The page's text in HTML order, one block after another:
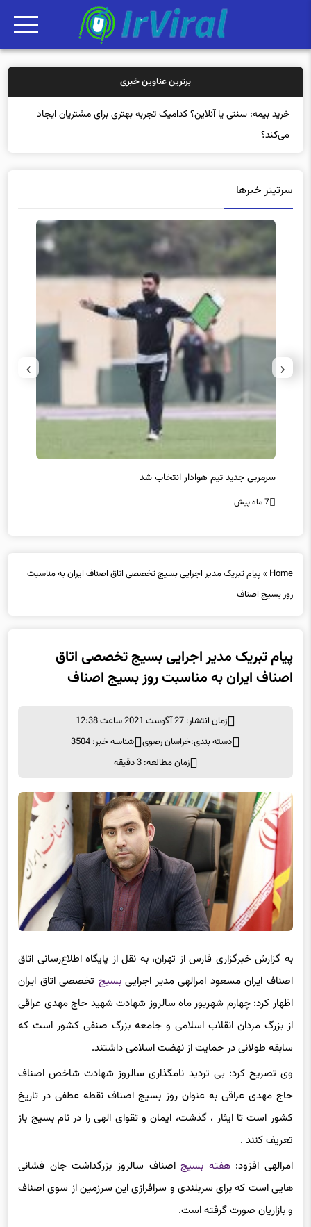
برترین عناوین خبری
خرید بیمه: سنتی یا آنلاین؟ کدامیک تجربه بهتری برای مشتریان ایجاد
می‌کند؟
سرتیتر خبرها
انتخاب شد
‹
›
Home
» پیام تبریک مدیر اجرایی بسیج تخصصی اتاق اصناف ایران به مناسبت
روز بسیج اصناف
پیام تبریک مدیر اجرایی بسیج تخصصی اتاق
اصناف ایران به مناسبت روز بسیج اصناف
زمان انتشار: 27 آگوست 2021 ساعت 12:38
دسته بندی:خراسان رضوی شناسه خبر: 3504
زمان مطالعه: 3 دقیقه
به گزارش خبرگزاری فارس از تهران، به نقل از پایگاه اطلاع‌رسانی اتاق
اصناف ایران مسعود امرالهی مدیر اجراییبسیج تخصصی اتاق ایران
اظهار کرد: چهارم شهریور ماه سالروز شهادت شهید حاج مهدی عراقی
از بزرگ مردان انقلاب اسلامی و جامعه بزرگ صنفی کشور است که
سابقه طولانی در حمایت از نهضت اسلامی داشتند.
وی تصریح کرد: بی تردید نامگذاری سالروز شهادت شاخص اصناف
حاج مهدی عراقی به عنوان روز بسیج اصناف نقطه عطفی در تاریخ
کشور است تا ایثار ، گذشت، ایمان و تقوای الهی را در نام بسیج باز
تعریف کنند .
امرالهی افزود:هفته بسیجاصناف سالروز بزرگداشت جان فشانی
هایی است که برای سربلندی و سرافرازی این سرزمین از سوی اصناف
و بازاریان صورت گرفته است.